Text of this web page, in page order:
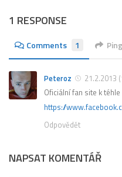
1 RESPONSE
Comments 1
Peteroz
21.2.2013
Oficiální fan site k téhle
https://
Odpovědět
NAPSAT KOMENTÁŘ